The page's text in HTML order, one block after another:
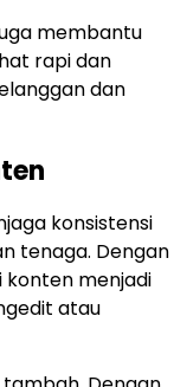
membantu
rapi dan
dan
konsistensi
tenaga. Dengan
konten menjadi
atau